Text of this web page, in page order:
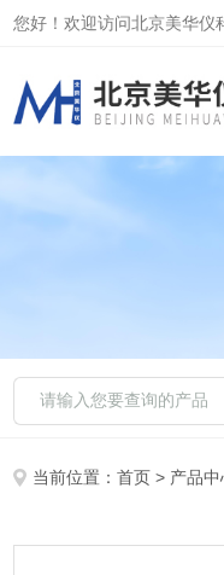
您好！欢迎访问北京美华仪
当前位置：首页 > 产品中